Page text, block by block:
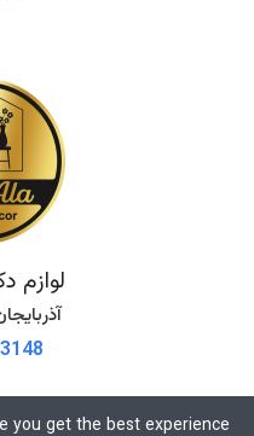
لوازم
you get the best experience